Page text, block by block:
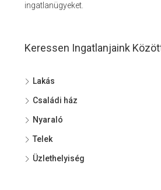
ingatlanügyeket.
Keressen Ingatlanjaink
Lakás
Családi ház
Nyaraló
Telek
Üzlethelyiség